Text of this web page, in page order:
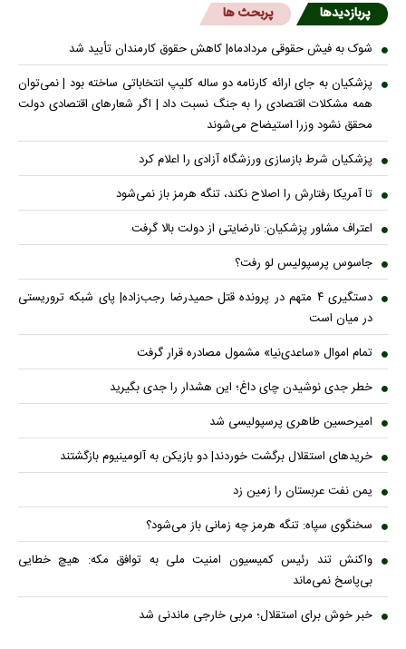
پربازدیدها پربحث ها
شوک به فیش حقوقی مردادماه| کاهش حقوق کارمندان تأیید شد
پزشکیان به جای ارائه کارنامه دو ساله کلیپ انتخاباتی ساخته بود | نمی‌توان
همه مشکلات اقتصادی را به جنگ نسبت داد | اگر شعار‌های اقتصادی دولت
محقق نشود وزرا استیضاح می‌شوند
پزشکیان شرط بازسازی ورزشگاه آزادی را اعلام کرد
تا آمریکا رفتارش را اصلاح نکند، تنگه هرمز باز نمی‌شود
اعتراف مشاور پزشکیان: نارضایتی از دولت بالا گرفت
جاسوس پرسپولیس لو رفت؟
دستگیری ۴ متهم در پرونده قتل حمیدرضا رجب‌زاده| پای شبکه تروریستی
در میان است
تمام اموال «ساعدی‌نیا» مشمول مصادره قرار گرفت
خطر جدی نوشیدن چای داغ؛ این هشدار را جدی بگیرید
امیرحسین طاهری پرسپولیسی شد
خریدهای استقلال برگشت خوردند| دو بازیکن به آلومینیوم بازگشتند
یمن نفت عربستان را زمین زد
سخنگوی سپاه: تنگه هرمز چه زمانی باز می‌شود؟
واکنش تند رئیس کمیسیون امنیت ملی به توافق مکه: هیچ خطایی
بی‌پاسخ نمی‌ماند
خبر خوش برای استقلال؛ مربی خارجی ماندنی شد